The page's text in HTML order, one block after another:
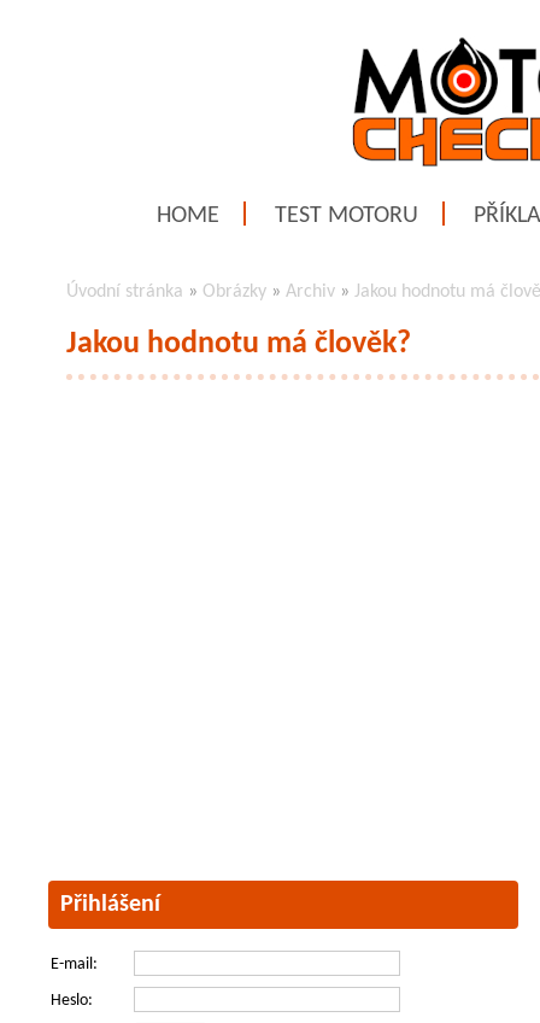
HOME TEST MOTORU
Úvodní stránka » Obrázky » Archiv » Jakou hodnotu má
Jakou hodnotu má člověk?
Přihlášení
E-mail:
Heslo: